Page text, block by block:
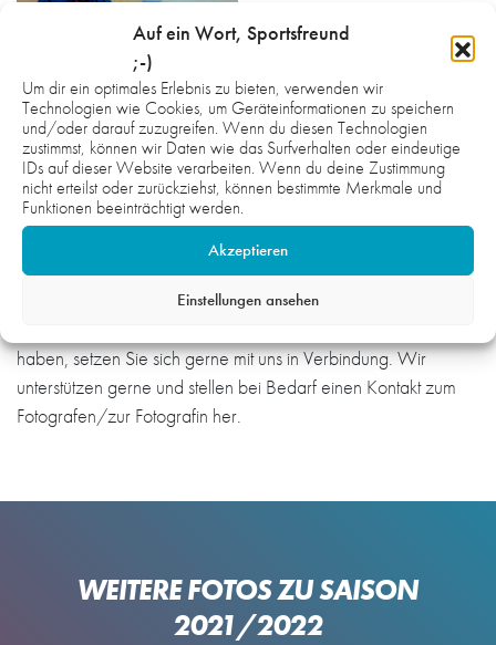
Auf ein Wort, Sportsfreund
;-)
Um dir ein optimales Erlebnis zu bieten, verwenden wir
Technologien wie Cookies, um Geräteinformationen zu speichern
und/oder darauf zuzugreifen. Wenn du diesen Technologien
zustimmst, können wir Daten wie das Surfverhalten oder eindeutige
IDs auf dieser Website verarbeiten. Wenn du deine Zustimmung
nicht erteilst oder zurückziehst, können bestimmte Merkmale und
Funktionen beeinträchtigt werden.
Akzeptieren
Einstellungen ansehen
Die Fotos auf der gesamten Webseite sind urheberrechtlich
geschützt und nicht zur honorarfreien Übernahme
haben, setzen Sie sich gerne mit uns in Verbindung. Wir
unterstützen gerne und stellen bei Bedarf einen Kontakt zum
Fotografen/zur Fotografin her.
WEITERE FOTOS ZU SAISON
2021/2022